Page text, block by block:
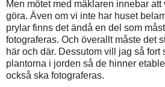
Men mötet med mäklaren innebar att
göra. Även om vi inte har huset
prylar finns det ändå en del som
fotograferas. Och överallt måste det
här och där. Dessutom vill jag så fort
plantorna i jorden så de hinner
också ska fotograferas.